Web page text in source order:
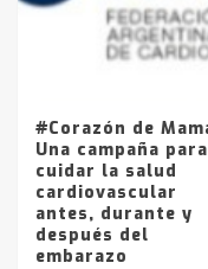
Los
La
entre
#Corazón de
Una campaña para
cuidar la salud
cardiovascular
antes, durante y
después del
embarazo